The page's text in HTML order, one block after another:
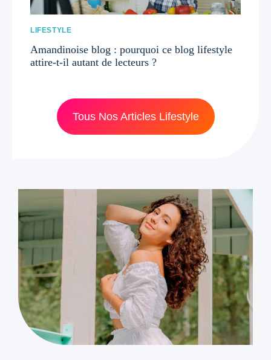
LIFESTYLE
Amandinoise blog : pourquoi ce blog lifestyle
attire-t-il autant de lecteurs ?
Tous Nos Articles Lifestyle